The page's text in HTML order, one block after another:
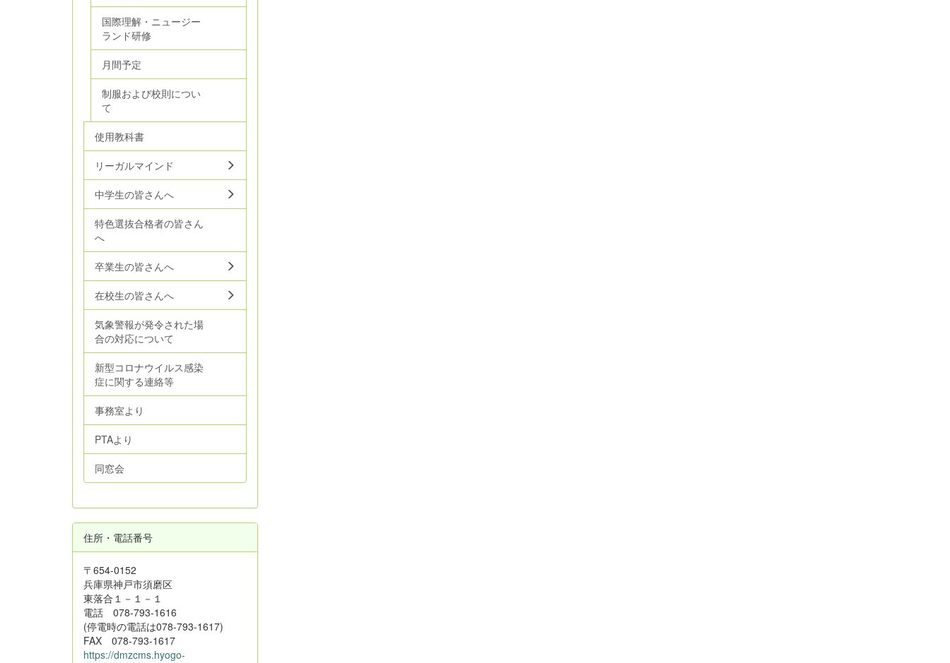
国際理解・ニュージー
ランド研修
月間予定
制服および校則につい
て
使用教科書
リーガルマインド
中学生の皆さんへ
特色選抜合格者の皆さん
へ
卒業生の皆さんへ
在校生の皆さんへ
気象警報が発令された場
合の対応について
新型コロナウイルス感染
症に関する連絡等
事務室より
PTAより
同窓会
住所・電話番号
〒654-0152
兵庫県神戸市須磨区
東落合１－１－１
電話 078-793-1616
(停電時の電話は078-793-1617)
FAX 078-793-1617
https://dmzcms.hyogo-